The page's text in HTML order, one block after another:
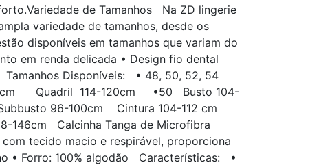
de Tamanhos Na ZD lingerie
variedade de tamanhos, desde os
disponíveis em tamanhos que variam do
em renda delicada • Design fio dental
Disponíveis: • 48, 50, 52, 54
cm Quadril 114-120cm •50 Busto 104-
96-100cm Cintura 104-112 cm
146cm Calcinha Tanga de Microfibra
tecido macio e respirável, proporciona
• Forro: 100% algodão Características: •